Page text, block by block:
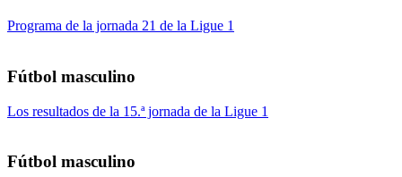
Programa de la jornada 21 de la Ligue 1
Fútbol masculino
Los resultados de la 15.ª jornada de la Ligue 1
Fútbol masculino